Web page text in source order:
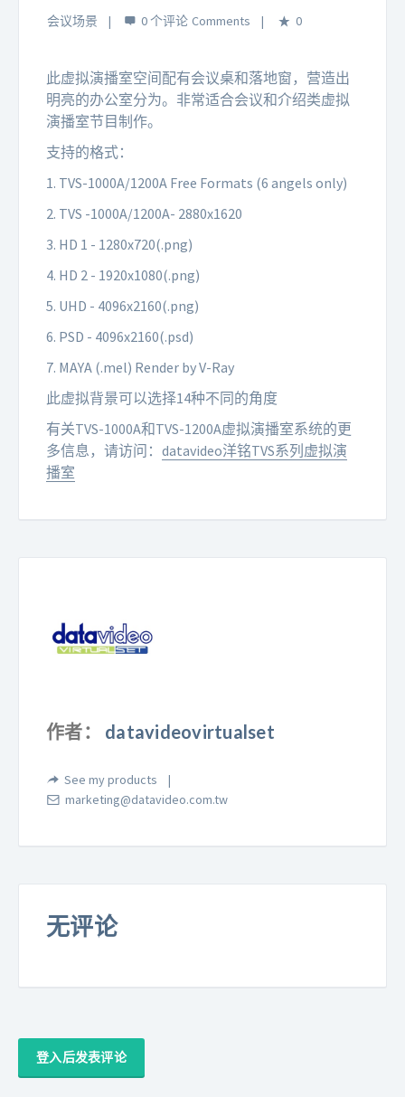
会议场景 0 个评论 0
此虚拟演播室空间配有会议桌和落地窗，营造出
明亮的办公室分为。非常适合会议和介绍类虚拟
演播室节目制作。
支持的格式：
1. TVS-1000A/1200A Free Formats (6 angels only)
2. TVS -1000A/1200A- 2880x1620
3. HD 1 - 1280x720(.png)
4. HD 2 - 1920x1080(.png)
5. UHD - 4096x2160(.png)
6. PSD - 4096x2160(.psd)
7. MAYA (.mel) Render by V-Ray
此虚拟背景可以选择14种不同的角度
有关TVS-1000A和TVS-1200A虚拟演播室系统的更
多信息，请访问： datavideo洋铭TVS系列虚拟演
播室
作者： datavideovirtualset
See my products
marketing@datavideo.com.tw
无评论
登入后发表评论